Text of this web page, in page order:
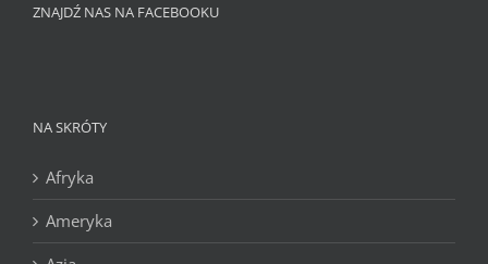
ZNAJDŹ NAS NA FACEBOOKU
NA SKRÓTY
Afryka
Ameryka